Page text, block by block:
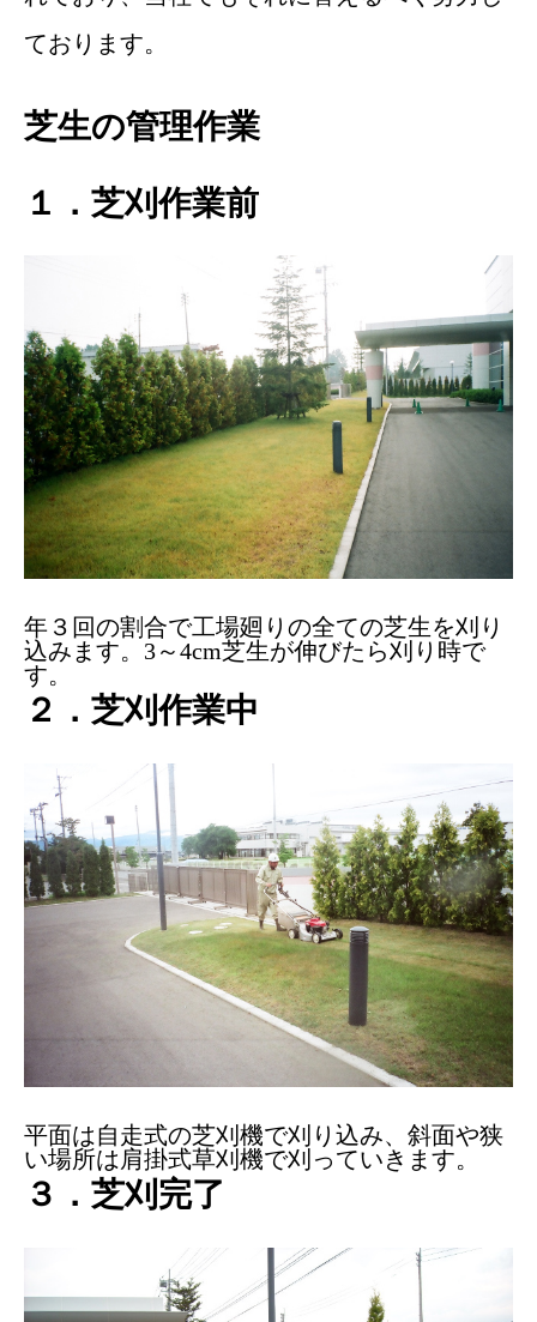
ております。
芝生の管理作業
１．芝刈作業前
年３回の割合で工場廻りの全ての芝生を刈り
込みます。3～4cm芝生が伸びたら刈り時で
す。
２．芝刈作業中
平面は自走式の芝刈機で刈り込み、斜面や狭
い場所は肩掛式草刈機で刈っていきます。
３．芝刈完了